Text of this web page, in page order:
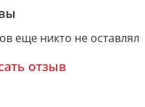
соответствия
еще никто не оставлял
отзыв